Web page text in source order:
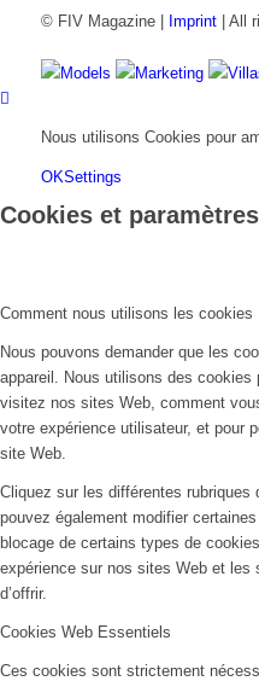
© FIV Magazine | Imprint| All
Models Marketing
Nous utilisons Cookies pour
OKSettings
Cookies et
Comment nous utilisons les cookies
Nous pouvons demander que les
appareil. Nous utilisons des cookies
visitez nos sites Web, comment
votre expérience utilisateur, et pour
site Web.
Cliquez sur les différentes rubriques
pouvez également modifier
blocage de certains types de
expérience sur nos sites Web et
d’offrir.
Cookies Web Essentiels
Ces cookies sont strictement